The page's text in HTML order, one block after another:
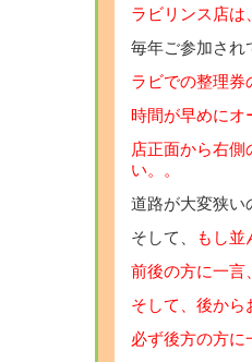
ラビリンス店は
毎年ご参加され
ラビでの整理券
時間が早めにオ
店正面から右
い。。
道路が大変狭い
そして、
もし並
前後の方に一言
そして、後から
必ず後方の方に